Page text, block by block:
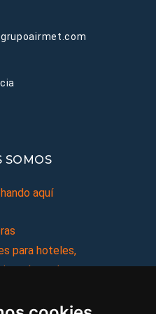
SOMOS
aquí
para hoteles,
hostales,